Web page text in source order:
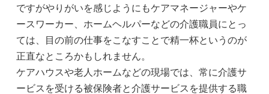
ですがやりがいを感じようにもケアマネージャーやケ
ースワーカー、ホームヘルパーなどの介護職員にとっ
ては、目の前の仕事をこなすことで精一杯というのが
正直なところかもしれません。
ケアハウスや老人ホームなどの現場では、常に介護サ
ービスを受ける被保険者と介護サービスを提供する職